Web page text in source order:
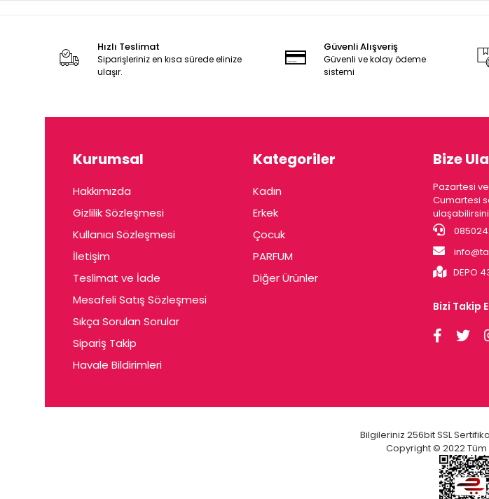
Hızlı Teslimat
Siparişleriniz en kısa sürede elinize
ulaşır.
Güvenli Alışveriş
Güvenli ve kolay ödeme
sistemi
Kurumsal
Hakkımızda
Gizlilik Sözleşmesi
Kullanıcı Sözleşmesi
İletişim
Teslimat ve İade
Mesafeli Satış Sözleşmesi
Sıkça Sorulan Sorular
Sipariş Takip
Havale Bildirimleri
Kategoriler
Kadın
Erkek
Çocuk
PARFUM
Diğer Ürünler
Bize
Pazartesi
Cumartesi
DEPO
Bizi Takip
Bilgileriniz 256bit SSL
Copyright © 2022 Tüm